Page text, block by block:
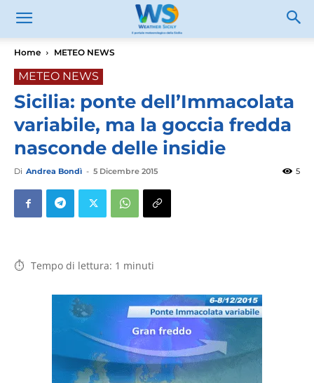
Home METEO NEWS
METEO NEWS
Sicilia: ponte dell’Immacolata
variabile, ma la goccia fredda
nasconde delle insidie
Di Andrea Bondì - 5 Dicembre 2015 5
Tempo di lettura: 1 minuti